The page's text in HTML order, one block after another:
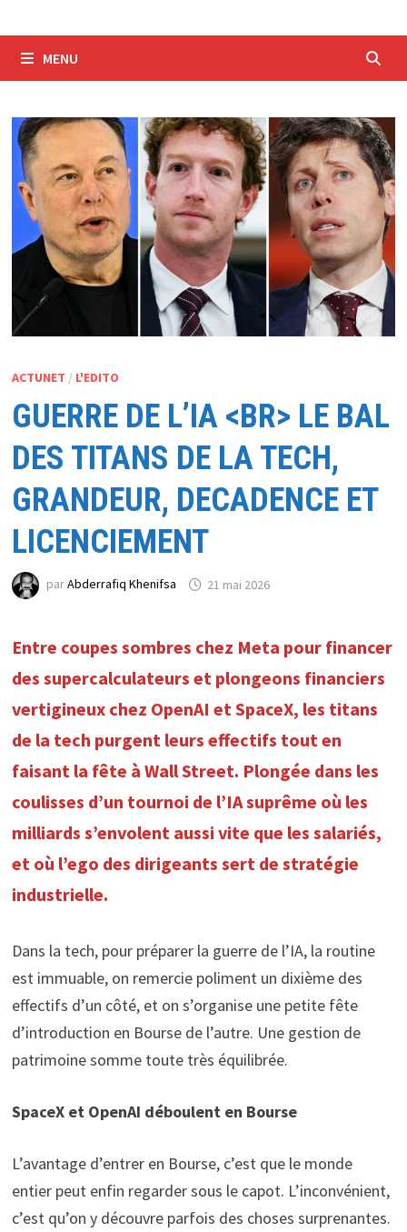
MENU
ACTUNET / L'EDITO
GUERRE DE L’IA <BR> LE BAL
DES TITANS DE LA TECH,
GRANDEUR, DECADENCE ET
LICENCIEMENT
parAbderrafiq Khenifsa 21 mai 2026
Entre coupes sombres chez Meta pour financer
des supercalculateurs et plongeons financiers
vertigineux chez OpenAI et SpaceX, les titans
de la tech purgent leurs effectifs tout en
faisant la fête à Wall Street. Plongée dans les
coulisses d’un tournoi de l’IA suprême où les
milliards s’envolent aussi vite que les salariés,
et où l’ego des dirigeants sert de stratégie
industrielle.
Dans la tech, pour préparer la guerre de l’IA, la routine
est immuable, on remercie poliment un dixième des
effectifs d’un côté, et on s’organise une petite fête
d’introduction en Bourse de l’autre. Une gestion de
patrimoine somme toute très équilibrée.
SpaceX et OpenAI déboulent en Bourse
L’avantage d’entrer en Bourse, c’est que le monde
entier peut enfin regarder sous le capot. L’inconvénient,
c’est qu’on y découvre parfois des choses surprenantes.